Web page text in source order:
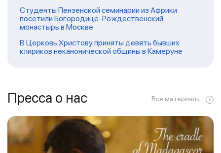
Студенты Пензенской семинарии из Африки
посетили Богородице-Рождественский
монастырь в Москве
В Церковь Христову приняты девять бывших
клириков неканонической общины в Камеруне
Пресса о нас Все материалы